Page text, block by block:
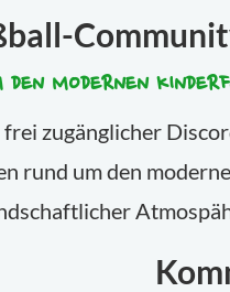
MODERNEN
zugänglicher
rund um den